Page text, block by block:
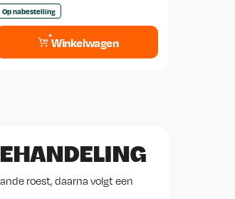
Op nabestelling
Winkelwagen
roest, daarna volgt een